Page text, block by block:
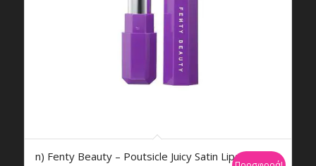
n) Fenty Beauty – Poutsicle Juicy Satin Lipstick